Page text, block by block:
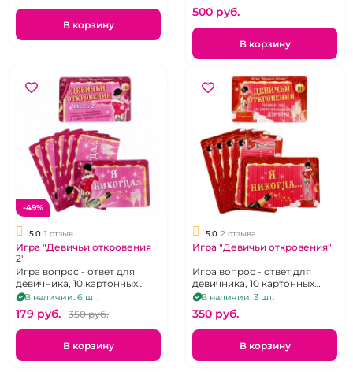
В корзину
500 pуб.
В корзину
-49%
5.0 1 отзыв
Игра "Девичьи откровения
2"
Игра вопрос - ответ для
девичника, 10 картонных
карточек
В наличии: 6 шт.
179 pуб. 350 pуб.
В корзину
5.0 2 отзыва
Игра "Девичьи откровения"
Игра вопрос - ответ для
девичника, 10 картонных
карточек
В наличии: 3 шт.
350 pуб.
В корзину